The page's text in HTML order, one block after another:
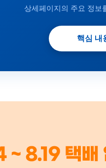
상세페이지의 주요 정보
핵심 내